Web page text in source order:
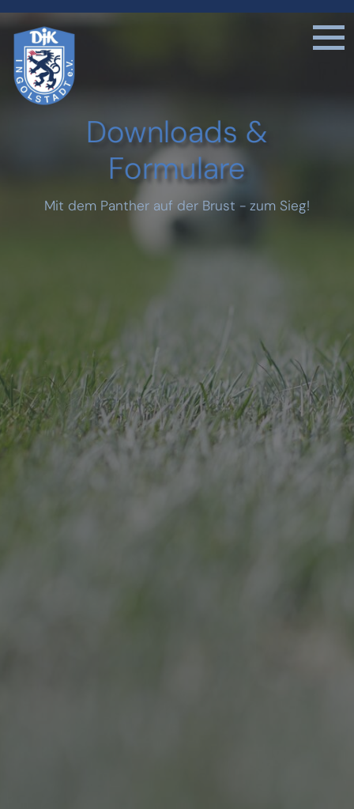
Downloads &
Formulare
Mit dem Panther auf der Brust - zum Sieg!